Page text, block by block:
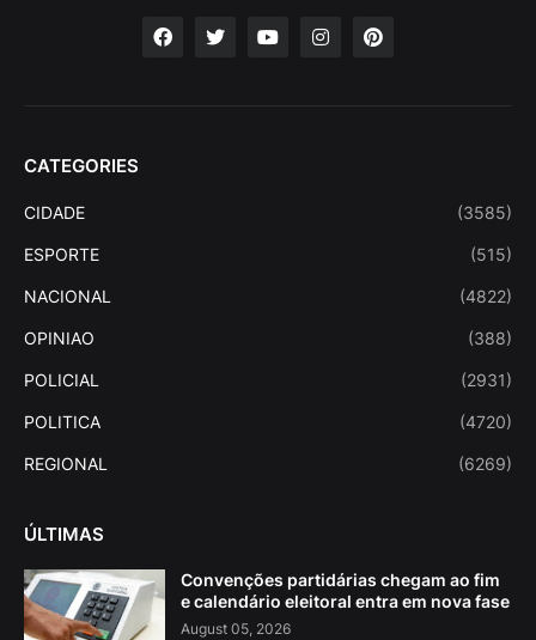
CATEGORIES
CIDADE (3585)
ESPORTE (515)
NACIONAL (4822)
OPINIAO (388)
POLICIAL (2931)
POLITICA (4720)
REGIONAL (6269)
ÚLTIMAS
Convenções partidárias chegam ao fim
e calendário eleitoral entra em nova fase
August 05, 2026